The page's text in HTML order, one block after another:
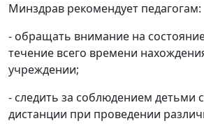
Минздрав рекомендует педагогам:
- обращать внимание на
течение всего времени
учреждении;
- следить за соблюдением детьми
дистанции при проведении